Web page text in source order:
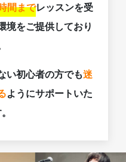
間までレッスンを受
境をご提供しており
い初心者の方でも迷
ようにサポートいた